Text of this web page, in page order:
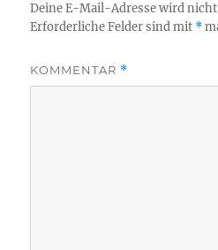
Deine E-Mail-Adresse wird
Erforderliche Felder sind mit *
KOMMENTAR *